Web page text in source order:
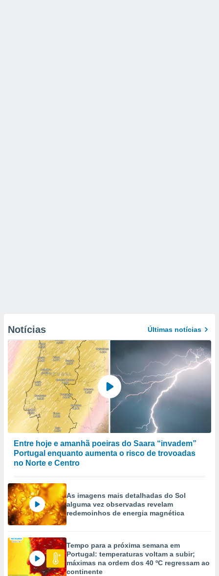
Notícias Últimas notícias
Entre hoje e amanhã poeiras do Saara “invadem”
Portugal enquanto aumenta o risco de trovoadas
no Norte e Centro
As imagens mais detalhadas do Sol
alguma vez observadas revelam
redemoinhos de energia magnética
Tempo para a próxima semana em
Portugal: temperaturas voltam a subir;
máximas na ordem dos 40 ºC regressam ao
continente